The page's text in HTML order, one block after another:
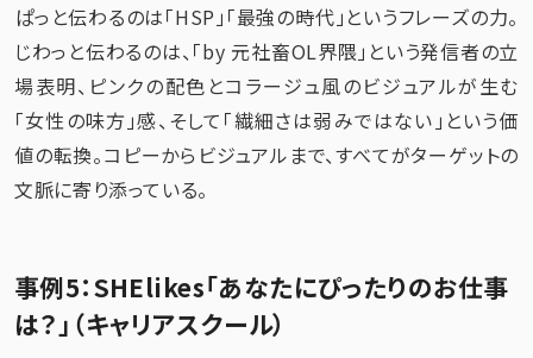
ぱっと伝わるのは「HSP」「最強の時代」というフレーズの力。
じわっと伝わるのは、「by 元社畜OL界隈」という発信者の立
場表明、ピンクの配色とコラージュ風のビジュアルが生む
「女性の味方」感、そして「繊細さは弱みではない」という価
値の転換。コピーからビジュアルまで、すべてがターゲットの
文脈に寄り添っている。
事例5：SHElikes「あなたにぴったりのお仕事
は？」（キャリアスクール）